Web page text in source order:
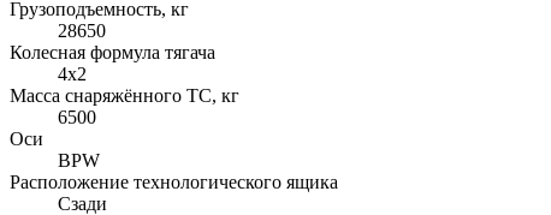
Грузоподъемность, кг
28650
Колесная формула тягача
4x2
Масса снаряжённого ТС, кг
6500
Оси
BPW
Расположение технологического ящика
Сзади